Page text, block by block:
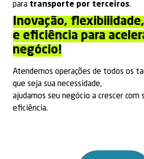
para transporte por terceiros.
Inovação,
e eficiência para
negócio!
Atendemos operações de todos os
que seja sua necessidade,
ajudamos seu negócio a crescer com
eficiência.